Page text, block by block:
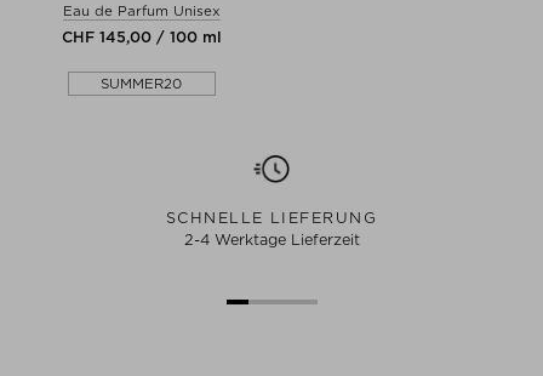
Eau de Parfum Unisex
CHF 145,00 / 100 ml
SUMMER20
SCHNELLE LIEFERUNG
2-4 Werktage Lieferzeit